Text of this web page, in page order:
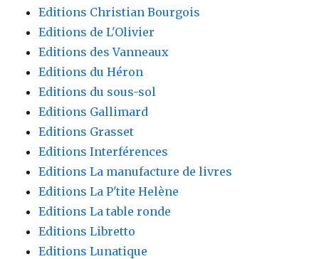
Editions Christian Bourgois
Editions de L'Olivier
Editions des Vanneaux
Editions du Héron
Editions du sous-sol
Editions Gallimard
Editions Grasset
Editions Interférences
Editions La manufacture de livres
Editions La P'tite Helène
Editions La table ronde
Editions Libretto
Editions Lunatique